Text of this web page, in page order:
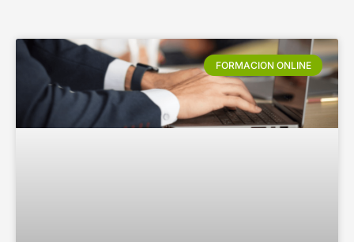
FORMACION ONLINE